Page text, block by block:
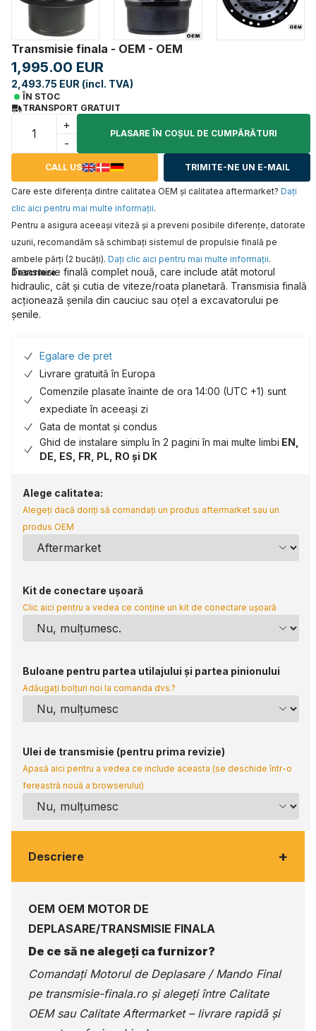
Transmisie finala - OEM - OEM
1,995.00 EUR
2,493.75 EUR (incl. TVA)
ÎN STOC
TRANSPORT GRATUIT
+
-
PLASARE ÎN COŞUL DE CUMPĂRĂTURI
CALL US TRIMITE-NE UN E-MAIL
Care este diferența dintre calitatea OEM și calitatea aftermarket? Daţi
clic aici pentru mai multe informaţii.
Pentru a asigura aceeaşi viteză şi a preveni posibile diferenţe, datorate
uzurii, recomandăm să schimbaţi sistemul de propulsie finală pe
ambele părţi (2 bucăţi). Daţi clic aici pentru mai multe informaţii.
Descriere
Transmisie finală complet nouă, care include atât motorul
hidraulic, cât și cutia de viteze/roata planetară. Transmisia finală
acționează șenila din cauciuc sau oțel a excavatorului pe
șenile.
Egalare de pret
Livrare gratuită în Europa
Comenzile plasate înainte de ora 14:00 (UTC +1) sunt
expediate în aceeași zi
Gata de montat și condus
Ghid de instalare simplu în 2 pagini în mai multe limbi EN,
DE, ES, FR, PL, RO și DK
Alege calitatea:
Alegeți dacă doriți să comandați un produs aftermarket sau un
produs OEM
Kit de conectare ușoară
Clic aici pentru a vedea ce conține un kit de conectare ușoară
Buloane pentru partea utilajului și partea pinionului
Adăugați bolțuri noi la comanda dvs.?
Ulei de transmisie (pentru prima revizie)
Apasă aici pentru a vedea ce include aceasta (se deschide într-o
fereastră nouă a browserului)
Descriere +
OEM OEM MOTOR DE
DEPLASARE/TRANSMISIE FINALA
De ce să ne alegeți ca furnizor?
Comandați Motorul de Deplasare / Mando Final
pe transmisie-finala.ro și alegeți între Calitate
OEM sau Calitate Aftermarket – livrare rapidă și